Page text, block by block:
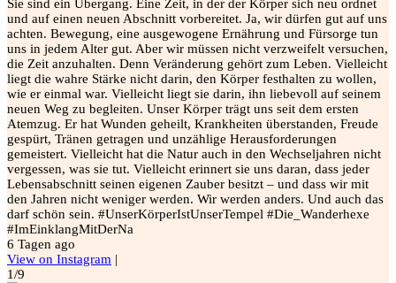
Sie sind ein Übergang. Eine Zeit, in der der Körper sich neu ordnet
und auf einen neuen Abschnitt vorbereitet. Ja, wir dürfen gut auf uns
achten. Bewegung, eine ausgewogene Ernährung und Fürsorge tun
uns in jedem Alter gut. Aber wir müssen nicht verzweifelt versuchen,
die Zeit anzuhalten. Denn Veränderung gehört zum Leben. Vielleicht
liegt die wahre Stärke nicht darin, den Körper festhalten zu wollen,
wie er einmal war. Vielleicht liegt sie darin, ihn liebevoll auf seinem
neuen Weg zu begleiten. Unser Körper trägt uns seit dem ersten
Atemzug. Er hat Wunden geheilt, Krankheiten überstanden, Freude
gespürt, Tränen getragen und unzählige Herausforderungen
gemeistert. Vielleicht hat die Natur auch in den Wechseljahren nicht
vergessen, was sie tut. Vielleicht erinnert sie uns daran, dass jeder
Lebensabschnitt seinen eigenen Zauber besitzt – und dass wir mit
den Jahren nicht weniger werden. Wir werden anders. Und auch das
darf schön sein. #UnserKörperIstUnserTempel #Die_Wanderhexe
#ImEinklangMitDerNa
6 Tagen ago
View on Instagram |
1/9